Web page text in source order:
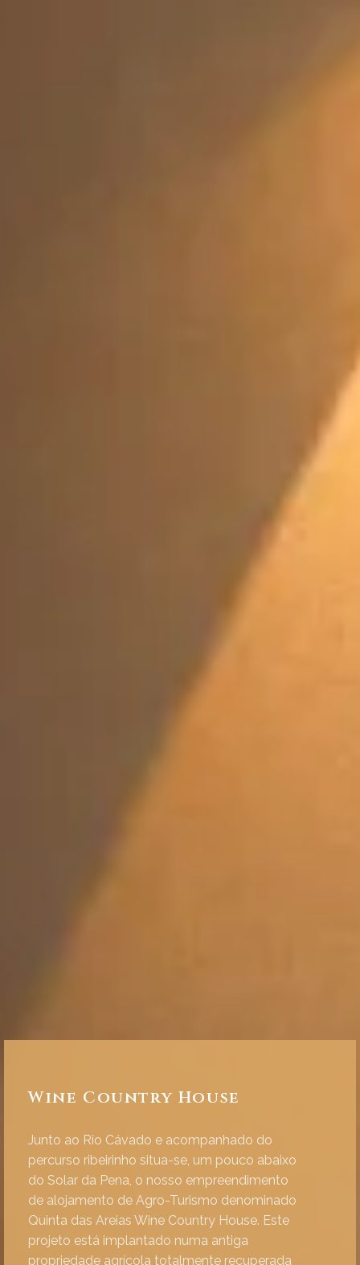
Wine Country House
Junto ao Rio Cávado e acompanhado do
percurso ribeirinho situa-se, um pouco abaixo
do Solar da Pena, o nosso empreendimento
de alojamento de Agro-Turismo denominado
Quinta das Areias Wine Country House. Este
projeto está implantado numa antiga
propriedade agrícola totalmente recuperada